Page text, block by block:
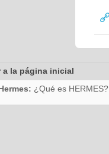
a la página inicial
¿Qué es HERMES?